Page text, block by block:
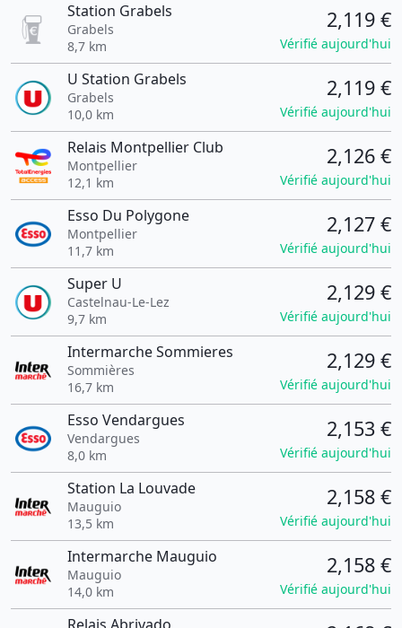
Station Grabels
Grabels
8,7 km
2,119 €
Vérifié aujourd'hui
U Station Grabels
Grabels
10,0 km
2,119 €
Vérifié aujourd'hui
Relais Montpellier Club
Montpellier
12,1 km
2,126 €
Vérifié aujourd'hui
Esso Du Polygone
Montpellier
11,7 km
2,127 €
Vérifié aujourd'hui
Super U
Castelnau-Le-Lez
9,7 km
2,129 €
Vérifié aujourd'hui
Intermarche Sommieres
Sommières
16,7 km
2,129 €
Vérifié aujourd'hui
Esso Vendargues
Vendargues
8,0 km
2,153 €
Vérifié aujourd'hui
Station La Louvade
Mauguio
13,5 km
2,158 €
Vérifié aujourd'hui
Intermarche Mauguio
Mauguio
14,0 km
2,158 €
Vérifié aujourd'hui